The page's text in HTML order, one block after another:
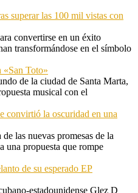
superar las 100 mil vistas con
convertirse en un éxito
transformándose en el símbolo
«San Toto»
de la ciudad de Santa Marta,
musical con el
convirtió la oscuridad en una
las nuevas promesas de la
una propuesta que rompe
de su esperado EP
estadounidense Glez D